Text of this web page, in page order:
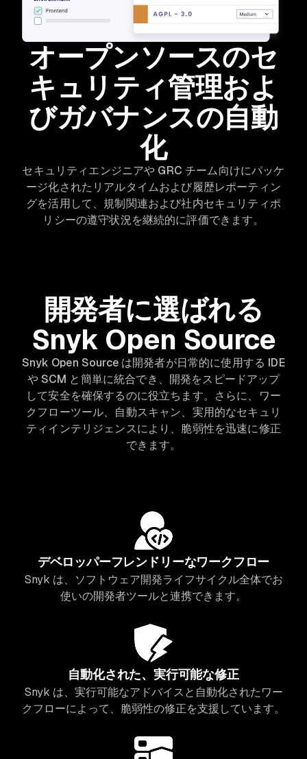
オープンソースのセ
キュリティ管理およ
びガバナンスの自動
化
セキュリティエンジニアや GRC チーム向けにパッケ
ージ化されたリアルタイムおよび履歴レポーティン
グを活用して、規制関連および社内セキュリティポ
リシーの遵守状況を継続的に評価できます。
開発者に選ばれる
Snyk Open Source
Snyk Open Source は開発者が日常的に使用する IDE
や SCM と簡単に統合でき、開発をスピードアップ
して安全を確保するのに役立ちます。さらに、ワー
クフローツール、自動スキャン、実用的なセキュリ
ティインテリジェンスにより、脆弱性を迅速に修正
できます。
デベロッパーフレンドリーなワークフロー
Snyk は、ソフトウェア開発ライフサイクル全体でお
使いの開発者ツールと連携できます。
自動化された、実行可能な修正
Snyk は、実行可能なアドバイスと自動化されたワー
クフローによって、脆弱性の修正を支援しています。